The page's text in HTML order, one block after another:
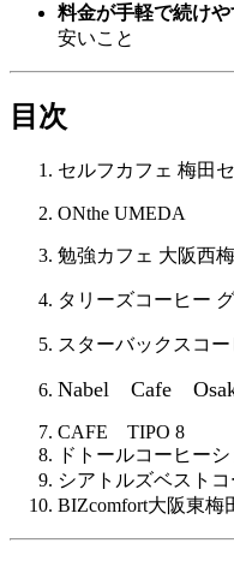
料金が手軽で続け
安いこと
目次
セルフカフェ 梅田
ONthe UMEDA
勉強カフェ 大阪西
タリーズコーヒー
スターバックスコ
Nabel Cafe
CAFE TIPO 8
ドトールコーヒー
シアトルズベスト
BIZcomfort大阪東梅